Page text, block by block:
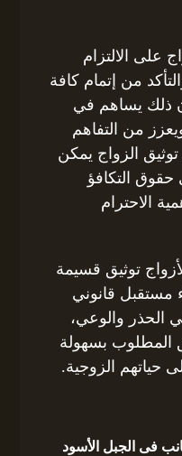
على الالتزام
من إتمام كافة
ذلك يساهم في
من التفاهم
الزواج يمكن
حقوق التكافؤ
الاحترام
توثيق قسيمة
مستقبل قانوني
الحذر والوعي،
المطلوب بسهولة
حياتهم الزوجية.
فى الجبل الأسود